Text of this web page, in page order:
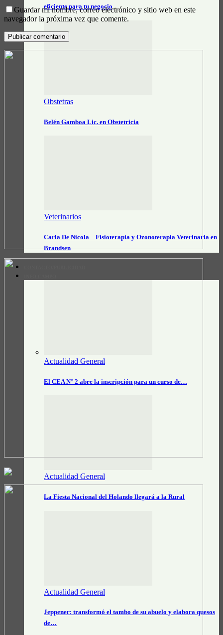
eficiente para tu negocio
Obstetras
Belén Gamboa Lic. en Obstetricia
Veterinarios
Carla De Nicola – Fisioterapia y Ozonoterapia Veterinaria en
Brandsen
Actualidad General
El CEA N° 2 abre la inscripción para un curso de…
Actualidad General
La Fiesta Nacional del Holando llegará a la Rural
Actualidad General
Jeppener: transformó el tambo de su abuelo y elabora quesos
de…
Guardar mi nombre, correo electrónico y sitio web en este
navegador la próxima vez que comente.